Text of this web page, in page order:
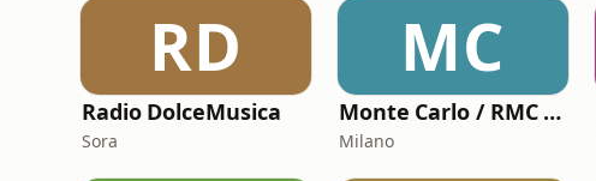
RD
Radio DolceMusica
Sora
MC
Monte Carlo / RMC 1 - Love Songs
Milano